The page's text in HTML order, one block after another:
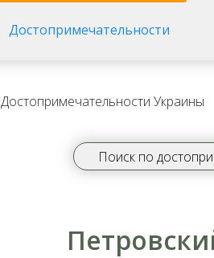
Достопримечательности
Достопримечательности Украины